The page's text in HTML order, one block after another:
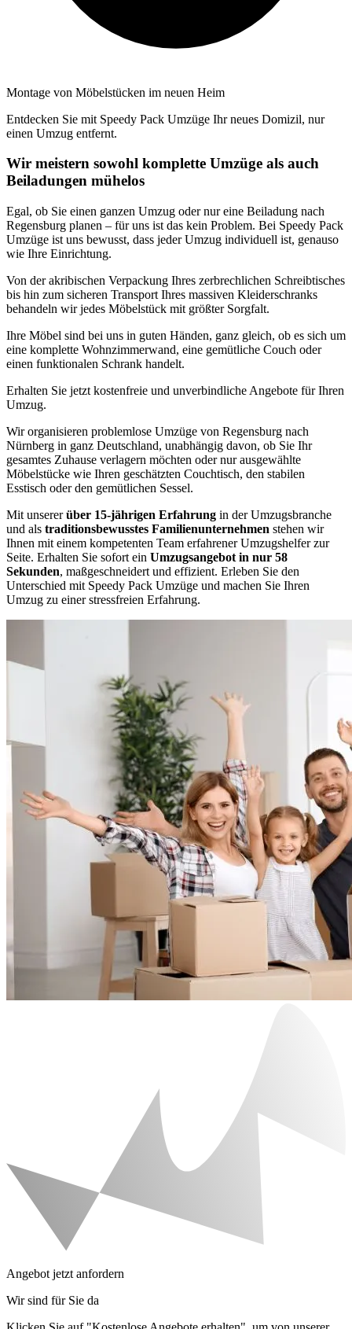
Montage von Möbelstücken im neuen Heim
Entdecken Sie mit Speedy Pack Umzüge Ihr neues Domizil, nur
einen Umzug entfernt.
Wir meistern sowohl komplette Umzüge als auch
Beiladungen mühelos
Egal, ob Sie einen ganzen Umzug oder nur eine Beiladung nach
Regensburg planen – für uns ist das kein Problem. Bei Speedy Pack
Umzüge ist uns bewusst, dass jeder Umzug individuell ist, genauso
wie Ihre Einrichtung.
Von der akribischen Verpackung Ihres zerbrechlichen Schreibtisches
bis hin zum sicheren Transport Ihres massiven Kleiderschranks
behandeln wir jedes Möbelstück mit größter Sorgfalt.
Ihre Möbel sind bei uns in guten Händen, ganz gleich, ob es sich um
eine komplette Wohnzimmerwand, eine gemütliche Couch oder
einen funktionalen Schrank handelt.
Erhalten Sie jetzt kostenfreie und unverbindliche Angebote für Ihren
Umzug.
Wir organisieren problemlose Umzüge von Regensburg nach
Nürnberg in ganz Deutschland, unabhängig davon, ob Sie Ihr
gesamtes Zuhause verlagern möchten oder nur ausgewählte
Möbelstücke wie Ihren geschätzten Couchtisch, den stabilen
Esstisch oder den gemütlichen Sessel.
Mit unsererüber 15-jährigen Erfahrung in der Umzugsbranche
und als traditionsbewusstes Familienunternehmen stehen wir
Ihnen mit einem kompetenten Team erfahrener Umzugshelfer zur
Seite. Erhalten Sie sofort ein Umzugsangebot in nur 58
Sekunden, maßgeschneidert und effizient. Erleben Sie den
Unterschied mit Speedy Pack Umzüge und machen Sie Ihren
Umzug zu einer stressfreien Erfahrung.
Angebot jetzt anfordern
Wir sind für Sie da